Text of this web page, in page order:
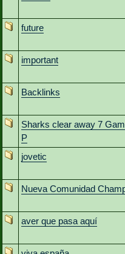
future
important
Backlinks
Sharks clear away 7
P
jovetic
Nueva Comunidad
aver que pasa aquí